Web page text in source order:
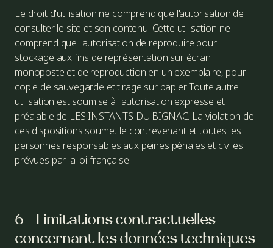
Le droit d'utilisation ne comprend que l'autorisation de
consulter le site et son contenu. Cette utilisation ne
comprend que l'autorisation de reproduire pour
stockage aux fins de représentation sur écran
monoposte et de reproduction en un exemplaire, pour
copie de sauvegarde et tirage sur papier. Toute autre
utilisation est soumise à l'autorisation expresse et
préalable de LES INSTANTS DU BIGNAC. La violation de
ces dispositions soumet le contrevenant et toutes les
personnes responsables aux peines pénales et civiles
prévues par la loi française.
6 - Limitations contractuelles
concernant les données techniques